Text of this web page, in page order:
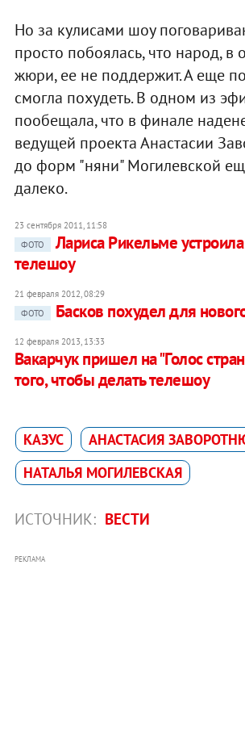
Но за кулисами шоу
просто побоялась, что народ, в
жюри, ее не поддержит. А еще
смогла похудеть. В одном из
пообещала, что в финале
ведущей проекта Анастасии
до форм "няни" Могилевской
далеко.
23 сентября 2011, 11:58
ФОТО
Лариса Рикельме
телешоу
21 февраля 2012, 08:29
ФОТО
Басков похудел для
12 февраля 2013, 13:33
Вакарчук пришел на "Голос
того, чтобы делать телешоу
КАЗУС
АНАСТАСИЯ
НАТАЛЬЯ МОГИЛЕВСКАЯ
ИСТОЧНИК: ВЕСТИ
РЕКЛАМА